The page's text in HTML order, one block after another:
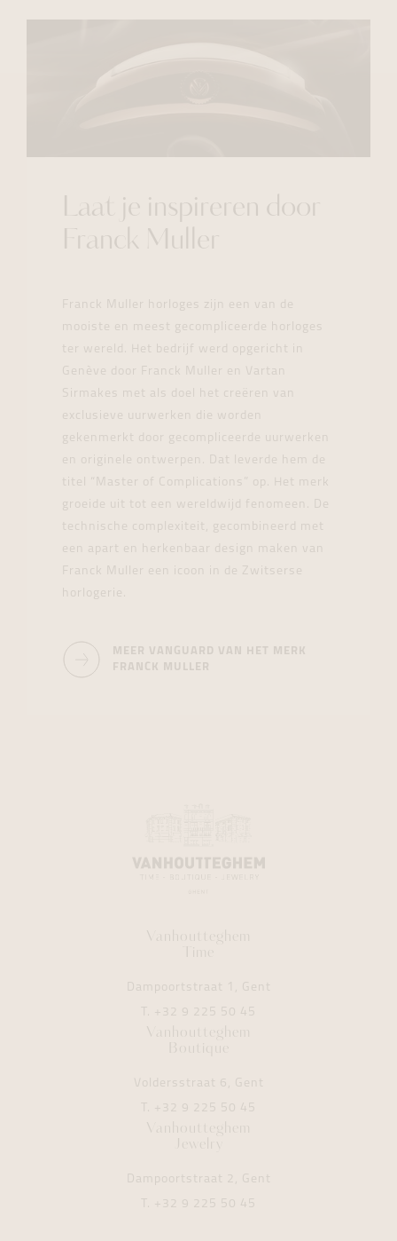
Laat je inspireren door
Franck Muller
Franck Muller horloges zijn een van de
mooiste en meest gecompliceerde horloges
ter wereld. Het bedrijf werd opgericht in
Genève door Franck Muller en Vartan
Sirmakes met als doel het creëren van
exclusieve uurwerken die worden
gekenmerkt door gecompliceerde uurwerken
en originele ontwerpen. Dat leverde hem de
titel “Master of Complications” op. Het merk
groeide uit tot een wereldwijd fenomeen. De
technische complexiteit, gecombineerd met
een apart en herkenbaar design maken van
Franck Muller een icoon in de Zwitserse
horlogerie.
MEER VANGUARD VAN HET MERK
FRANCK MULLER
Vanhoutteghem
Time
Dampoortstraat 1, Gent
T. +32 9 225 50 45
Vanhoutteghem
Boutique
Voldersstraat 6, Gent
T. +32 9 225 50 45
Vanhoutteghem
Jewelry
Dampoortstraat 2, Gent
T. +32 9 225 50 45